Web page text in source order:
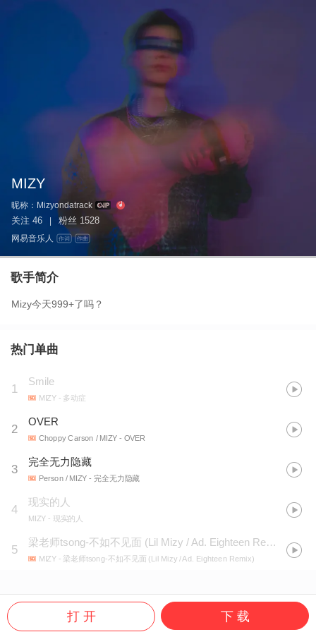
MIZY
昵称： Mizyondatrack
关注 46 粉丝 1528
网易音乐人 作词 作曲
歌手简介
Mizy今天999+了吗？
热门单曲
1
Smile
MIZY - 多动症
2
OVER
Choppy Carson / MIZY - OVER
3
完全无力隐藏
Person / MIZY - 完全无力隐藏
4
现实的人
MIZY - 现实的人
5
梁老师tsong-不如不见面 (Lil Mizy / Ad. Eighteen Remix)
MIZY - 梁老师tsong-不如不见面 (Lil Mizy / Ad. Eighteen Remix)
打 开 下 载